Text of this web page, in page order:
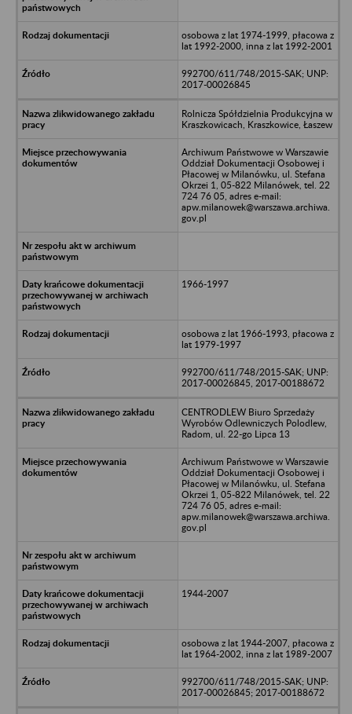
osobowa z lat 1974-1999, płacowa z
lat 1992-2000, inna z lat 1992-2001
992700/611/748/2015-SAK; UNP:
2017-00026845
Rolnicza Spółdzielnia Produkcyjna w
Kraszkowicach, Kraszkowice, Łaszew
Archiwum Państwowe w Warszawie
Oddział Dokumentacji Osobowej i
Płacowej w Milanówku, ul. Stefana
Okrzei 1, 05-822 Milanówek, tel. 22
724 76 05, adres e-mail:
apw.milanowek@warszawa.archiwa.
gov.pl
1966-1997
osobowa z lat 1966-1993, płacowa z
lat 1979-1997
992700/611/748/2015-SAK; UNP:
2017-00026845, 2017-00188672
CENTRODLEW Biuro Sprzedaży
Wyrobów Odlewniczych Polodlew,
Radom, ul. 22-go Lipca 13
Archiwum Państwowe w Warszawie
Oddział Dokumentacji Osobowej i
Płacowej w Milanówku, ul. Stefana
Okrzei 1, 05-822 Milanówek, tel. 22
724 76 05, adres e-mail:
apw.milanowek@warszawa.archiwa.
gov.pl
1944-2007
osobowa z lat 1944-2007, płacowa z
lat 1964-2002, inna z lat 1989-2007
992700/611/748/2015-SAK; UNP:
2017-00026845; 2017-00188672